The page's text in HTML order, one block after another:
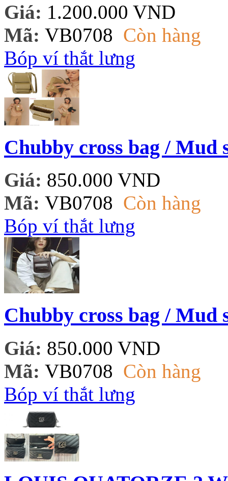
Giá: 1.200.000 VND
Mã: VB0708 Còn hàng
Bóp ví thắt lưng
Chubby cross bag / Mud
Giá: 850.000 VND
Mã: VB0708 Còn hàng
Bóp ví thắt lưng
Chubby cross bag / Mud
Giá: 850.000 VND
Mã: VB0708 Còn hàng
Bóp ví thắt lưng